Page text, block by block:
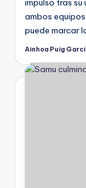
ambos
puede marcar
Ainhoa Puig